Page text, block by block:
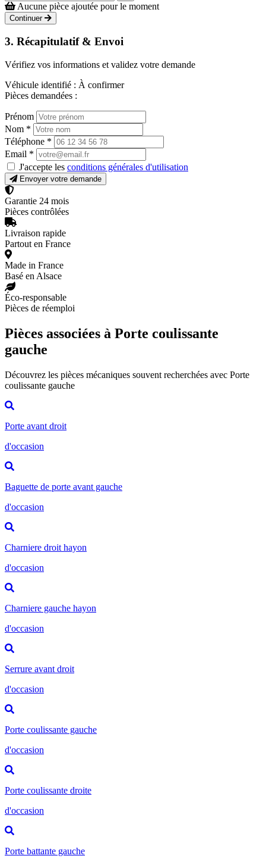
Aucune pièce ajoutée pour le moment
Continuer
3. Récapitulatif & Envoi
Vérifiez vos informations et validez votre demande
Véhicule identifié : À confirmer
Pièces demandées :
Prénom
Nom *
Téléphone *
Email *
J'accepte les conditions générales d'utilisation
Envoyer votre demande
Garantie 24 mois
Pièces contrôlées
Livraison rapide
Partout en France
Made in France
Basé en Alsace
Éco-responsable
Pièces de réemploi
Pièces associées à Porte coulissante
gauche
Découvrez les pièces mécaniques souvent recherchées avec Porte
coulissante gauche
Porte avant droit
d'occasion
Baguette de porte avant gauche
d'occasion
Charniere droit hayon
d'occasion
Charniere gauche hayon
d'occasion
Serrure avant droit
d'occasion
Porte coulissante gauche
d'occasion
Porte coulissante droite
d'occasion
Porte battante gauche